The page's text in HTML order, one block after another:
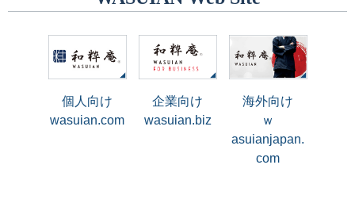
個人向け
wasuian.com
企業向け
wasuian.biz
海外向け
ｗ
asuianjapan.
com